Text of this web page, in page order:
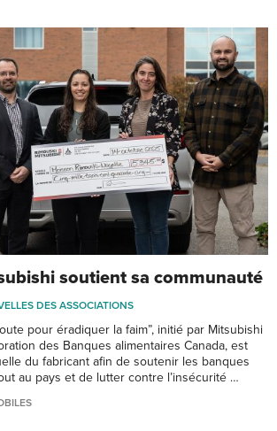
soutient sa communauté
DES ASSOCIATIONS
pour éradiquer la faim”, initié par Mitsubishi
des Banques alimentaires Canada, est
du fabricant afin de soutenir les banques
au pays et de lutter contre l’insécurité …